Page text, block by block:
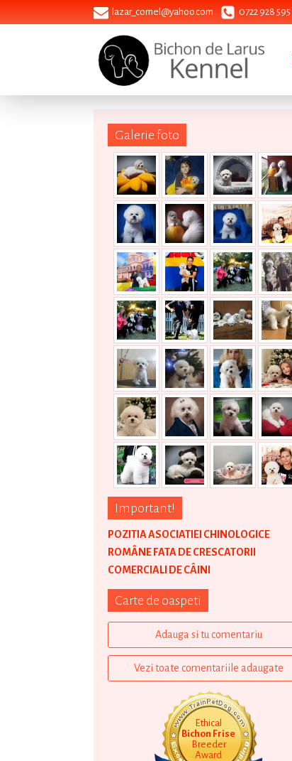
lazar_cornel@yahoo.com 0722 928 595
Galerie foto
Important!
POZITIA ASOCIATIEI CHINOLOGICE
ROMÂNE FATA DE CRESCATORII
COMERCIALI DE CÂINI
Carte de oaspeti
Adauga si tu comentariu
Vezi toate comentariile adaugate
Ethical
Bichon Frise
Breeder
Award